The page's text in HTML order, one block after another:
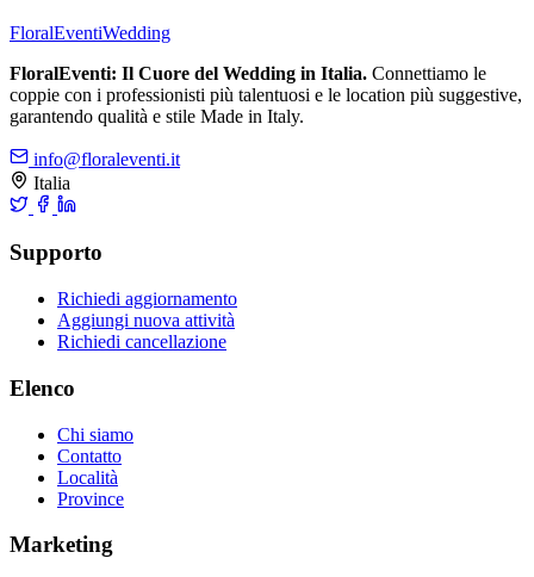
FloralEventiWedding
FloralEventi: Il Cuore del Wedding in Italia. Connettiamo le
coppie con i professionisti più talentuosi e le location più suggestive,
garantendo qualità e stile Made in Italy.
info@floraleventi.it
Italia
Supporto
Richiedi aggiornamento
Aggiungi nuova attività
Richiedi cancellazione
Elenco
Chi siamo
Contatto
Località
Province
Marketing